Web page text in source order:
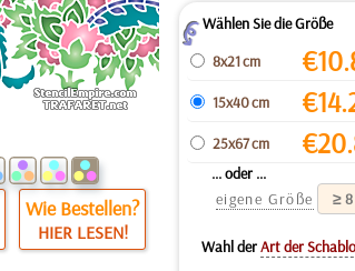
Wie Bestellen?
HIER LESEN!
ZWählen Sie die Größe
8x21 cm
€
15x40 cm €
25x67 cm €
... oder ...
eigene Größe
Wahl derArt der